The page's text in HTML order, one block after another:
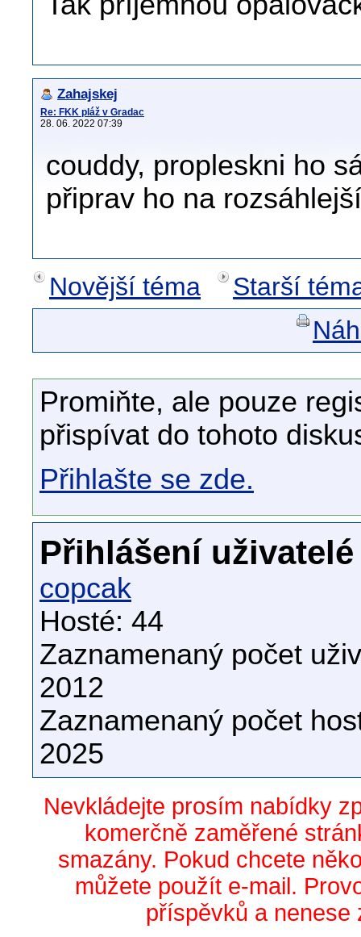
Zahajskej
Re: FKK pláž v Gradac
28. 06. 2022 07:39
couddy, propleskni ho
připrav ho na
Novější téma
Starší
Promiňte, ale pouze
přispívat do tohoto
Přihlašte se zde.
Přihlášení uživatelé
copcak
Hosté: 44
Zaznamenaný počet
2012
Zaznamenaný počet
2025
Nevkládejte prosím nabídky
komerčně zaměřené
smazány. Pokud chcete
můžete použít e-mail.
příspěvků a nenese